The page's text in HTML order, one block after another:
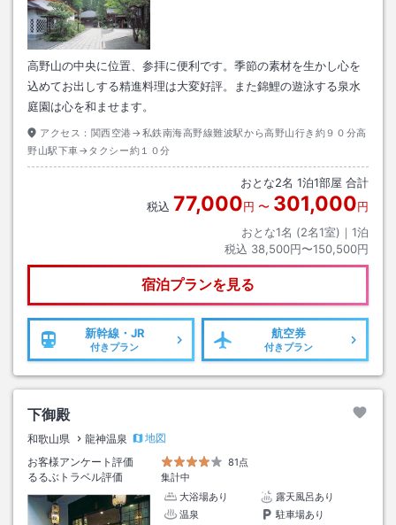
高野山の中央に位置、参拝に便利です。季節の素材を生かし心を
込めてお出しする精進料理は大変好評。また錦鯉の遊泳する泉水
庭園は心を和ませます。
アクセス： 関西空港→私鉄南海高野線難波駅から高野山行き約９０分高
野山駅下車→タクシー約１０分
おとな2名 1泊1部屋 合計
税込 77,000円 〜 301,000円
おとな1名 (2名1室)｜ 1泊
税込 38,500円〜150,500円
宿泊プランを見る
新幹線・JR
付きプラン
航空券
付きプラン
下御殿
和歌山県 龍神温泉
地図
お客様アンケート評価
81点
るるぶトラベル評価
集計中
大浴場あり
露天風呂あり
温泉
駐車場あり